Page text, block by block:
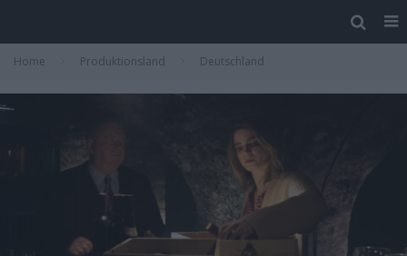
Home Produktionsland Deutschland